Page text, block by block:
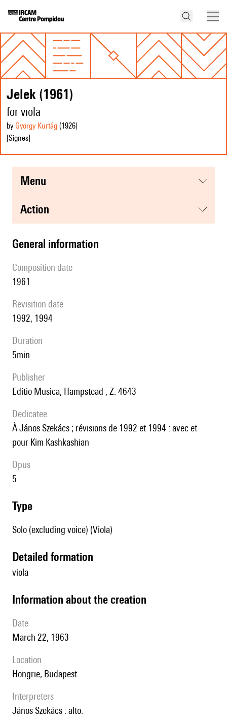
Jelek (1961)
for viola
by György Kurtág (1926)
[Signes]
menu
action
general information
composition date
1961
revisition date
1992, 1994
duration
5min
publisher
Editio Musica, Hampstead , Z. 4643
Dedicatee
à János Szekács ; révisions de 1992 et 1994 : avec et
pour Kim Kashkashian
Opus
5
type
Solo (excluding voice) (Viola)
detailed formation
viola
information about the creation
date
March 22, 1963
location
Hongrie, Budapest
interpreters
János Szekács : alto.